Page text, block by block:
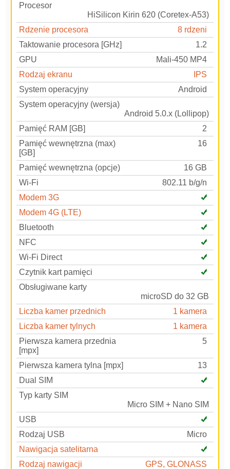
Procesor
HiSilicon Kirin 620 (Coretex-A53)
Rdzenie procesora
8 rdzeni
Taktowanie procesora [GHz]
1.2
GPU
Mali-450 MP4
Rodzaj ekranu
IPS
System operacyjny
Android
System operacyjny (wersja)
Android 5.0.x (Lollipop)
Pamięć RAM [GB]
2
Pamięć wewnętrzna (max)
[GB]
16
Pamięć wewnętrzna (opcje)
16 GB
Wi-Fi
802.11 b/g/n
Modem 3G
Modem 4G (LTE)
Bluetooth
NFC
Wi-Fi Direct
Czytnik kart pamięci
Obsługiwane karty
microSD do 32 GB
Liczba kamer przednich
1 kamera
Liczba kamer tylnych
1 kamera
Pierwsza kamera przednia
[mpx]
5
Pierwsza kamera tylna [mpx]
13
Dual SIM
Typ karty SIM
Micro SIM + Nano SIM
USB
Rodzaj USB
Micro
Nawigacja satelitarna
Rodzaj nawigacji
GPS, GLONASS